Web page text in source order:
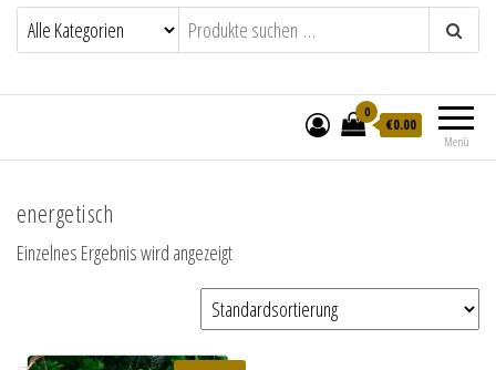
Menü
0
€0.00
energetisch
Einzelnes Ergebnis wird angezeigt